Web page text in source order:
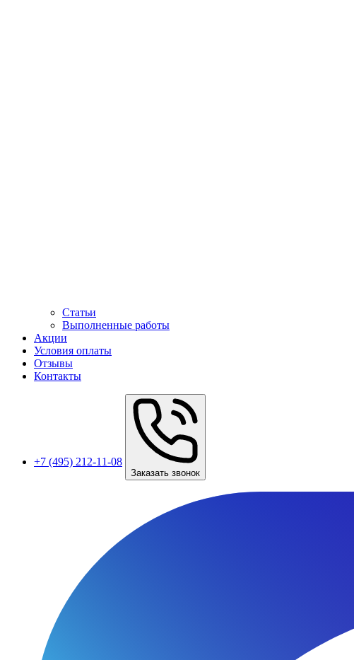
Статьи
Выполненные работы
Акции
Условия оплаты
Отзывы
Контакты
+7 (495) 212-11-08
Заказать звонок